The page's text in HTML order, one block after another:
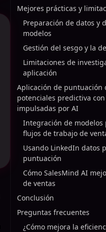
Mejores prácticas y
Preparación de datos y
modelos
Gestión del sesgo y la
Limitaciones de
aplicación
Aplicación de puntuación
potenciales predictiva
impulsadas por AI
Integración de modelos
flujos de trabajo de
Usando LinkedIn datos
puntuación
Cómo SalesMind AI
de ventas
Conclusión
Preguntas frecuentes
¿Cómo mejora la